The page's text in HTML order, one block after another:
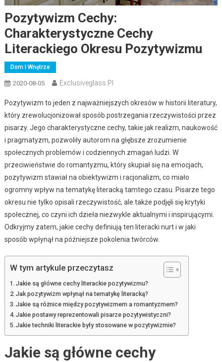
Pozytywizm Cechy:
Charakterystyczne Cechy
Literackiego Okresu Pozytywizmu
Dom I Wnętrze
2020-08-05 Exclusiveglass.pl
Pozytywizm to jeden z najważniejszych okresów w historii literatury,
który zrewolucjonizował sposób postrzegania rzeczywistości przez
pisarzy. Jego charakterystyczne cechy, takie jak realizm, naukowość
i pragmatyzm, pozwoliły autorom na głębsze zrozumienie
społecznych problemów i codziennych zmagań ludzi. W
przeciwieństwie do romantyzmu, który skupiał się na emocjach,
pozytywizm stawiał na obiektywizm i racjonalizm, co miało
ogromny wpływ na tematykę literacką tamtego czasu. Pisarze tego
okresu nie tylko opisali rzeczywistość, ale także podjęli się krytyki
społecznej, co czyni ich dzieła niezwykle aktualnymi i inspirującymi.
Odkryjmy zatem, jakie cechy definiują ten literacki nurt i w jaki
sposób wpłynął na późniejsze pokolenia twórców.
W tym artykule przeczytasz
Jakie są główne cechy literackie pozytywizmu?
Jak pozytywizm wpłynął na tematykę literacką?
Jakie są różnice między pozytywizmem a romantyzmem?
Jakie postawy reprezentowali pisarze pozytywistyczni?
Jakie techniki literackie były stosowane w pozytywizmie?
Jakie są główne cechy